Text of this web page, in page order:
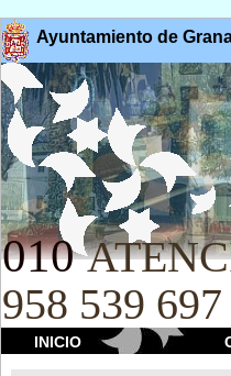
Ayuntamiento de
010
958 539 697
INICIO